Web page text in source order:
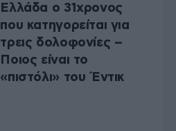
Ελλάδα ο 31χρονος
που κατηγορείται για
τρεις δολοφονίες –
Ποιος είναι το
«πιστόλι» του Έντικ